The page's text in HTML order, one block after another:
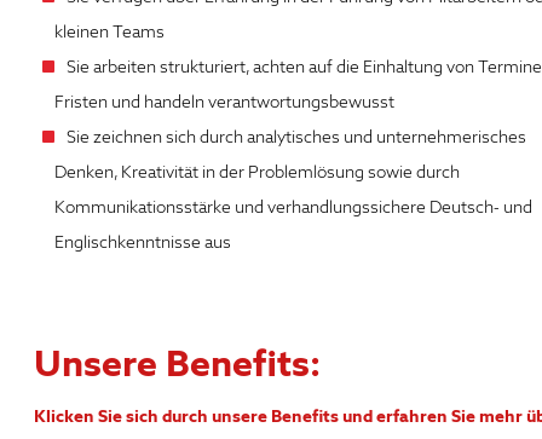
kleinen Teams
Sie arbeiten strukturiert, achten auf die Einhaltung von
Fristen und handeln verantwortungsbewusst
Sie zeichnen sich durch analytisches und unternehmerisches
Denken, Kreativität in der Problemlösung sowie durch
Kommunikationsstärke und verhandlungssichere Deutsch- und
Englischkenntnisse aus
Unsere Benefits:
Klicken Sie sich durch unsere Benefits und erfahren Sie mehr